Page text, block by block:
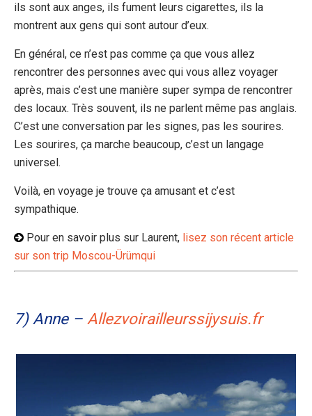
ils sont aux anges, ils fument leurs cigarettes, ils la
montrent aux gens qui sont autour d’eux.
En général, ce n’est pas comme ça que vous allez
rencontrer des personnes avec qui vous allez voyager
après, mais c’est une manière super sympa de rencontrer
des locaux. Très souvent, ils ne parlent même pas anglais.
C’est une conversation par les signes, pas les sourires.
Les sourires, ça marche beaucoup, c’est un langage
universel.
Voilà, en voyage je trouve ça amusant et c’est
sympathique.
Pour en savoir plus sur Laurent, lisez son récent article
sur son trip Moscou-Ürümqui
7) Anne – Allezvoirailleurssijysuis.fr